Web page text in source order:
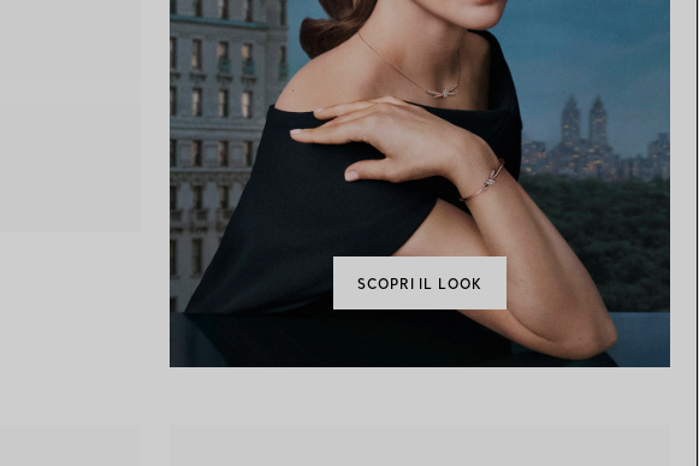
SCOPRI IL LOOK